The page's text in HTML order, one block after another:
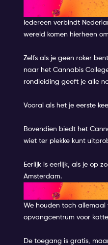
BEZOEK HET
Iedereen verbindt
wereld komen hierheen
Zelfs als je geen roker
naar het Cannabis
rondleiding geeft je alle
Vooral als het je eerste
Bovendien biedt het
wiet ter plekke kunt
Eerlijk is eerlijk, als je op
Amsterdam.
We houden toch allemaal
opvangcentrum voor
De toegang is gratis,